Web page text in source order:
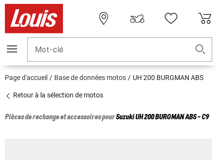
Mot-clé
Page d'accueil Base de données motos UH 200 BURGMAN ABS
Retour à la sélection de motos
Pièces de rechange et accessoires pourSuzukiUH 200 BURGMAN ABS - C9